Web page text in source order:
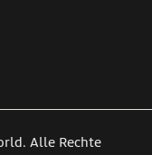
Alle Rechte